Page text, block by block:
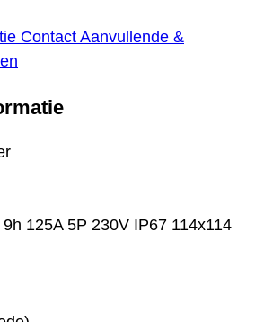
Contact Aanvullende &
125A 5P 230V IP67 114x114